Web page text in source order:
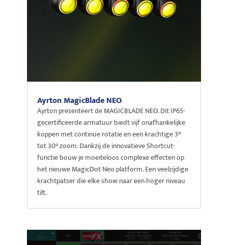
Ayrton MagicBlade NEO
Ayrton presenteert de MAGICBLADE NEO. Dit IP65-
gecertificeerde armatuur biedt vijf onafhankelijke
koppen met continue rotatie en een krachtige 3°
tot 30° zoom. Dankzij de innovatieve Shortcut-
functie bouw je moeiteloos complexe effecten op
het nieuwe MagicDot Neo platform. Een veelzijdige
krachtpatser die elke show naar een hoger niveau
tilt.